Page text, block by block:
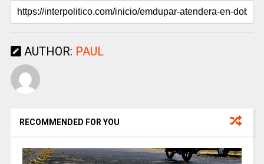
AUTHOR: PAUL
RECOMMENDED FOR YOU